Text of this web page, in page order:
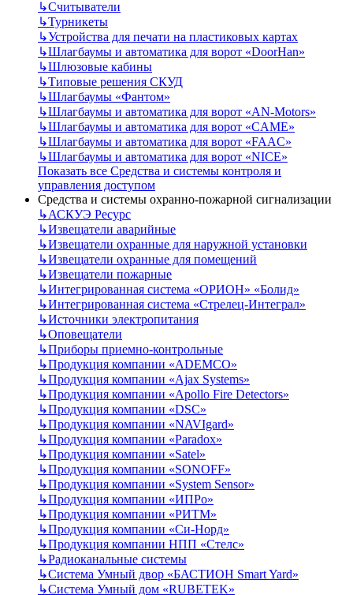
↳Считыватели
↳Турникеты
↳Устройства для печати на пластиковых картах
↳Шлагбаумы и автоматика для ворот «DoorHan»
↳Шлюзовые кабины
↳Типовые решения СКУД
↳Шлагбаумы «Фантом»
↳Шлагбаумы и автоматика для ворот «AN-Motors»
↳Шлагбаумы и автоматика для ворот «CAME»
↳Шлагбаумы и автоматика для ворот «FAAC»
↳Шлагбаумы и автоматика для ворот «NICE»
Показать все Средства и системы контроля и
управления доступом
Средства и системы охранно-пожарной сигнализации
↳АСКУЭ Ресурс
↳Извещатели аварийные
↳Извещатели охранные для наружной установки
↳Извещатели охранные для помещений
↳Извещатели пожарные
↳Интегрированная система «ОРИОН» «Болид»
↳Интегрированная система «Стрелец-Интеграл»
↳Источники электропитания
↳Оповещатели
↳Приборы приемно-контрольные
↳Продукция компании «ADEMCO»
↳Продукция компании «Ajax Systems»
↳Продукция компании «Apollo Fire Detectors»
↳Продукция компании «DSC»
↳Продукция компании «NAVIgard»
↳Продукция компании «Paradox»
↳Продукция компании «Satel»
↳Продукция компании «SONOFF»
↳Продукция компании «System Sensor»
↳Продукция компании «ИПРо»
↳Продукция компании «РИТМ»
↳Продукция компании «Си-Норд»
↳Продукция компании НПП «Стелс»
↳Радиоканальные системы
↳Система Умный двор «БАСТИОН Smart Yard»
↳Система Умный дом «RUBETEK»